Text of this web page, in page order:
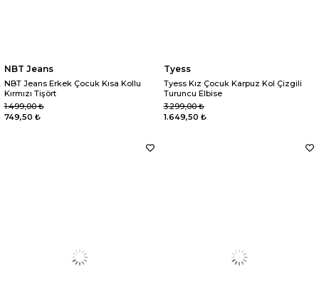
NBT Jeans
NBT Jeans Erkek Çocuk Kısa Kollu
Kırmızı Tişört
749,50 ₺
1.499,00 ₺
Tyess
Tyess Kız Çocuk Karpuz Kol Çizgili
Turuncu Elbise
1.649,50 ₺
3.299,00 ₺